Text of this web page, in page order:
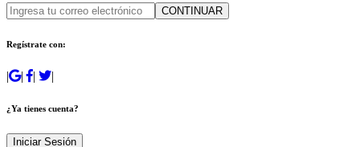
CONTINUAR
Regístrate con:
| | | |
¿Ya tienes cuenta?
Iniciar Sesión